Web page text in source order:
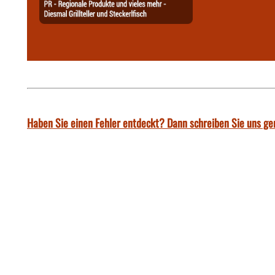
Haben Sie einen Fehler entdeckt? Dann schreiben Sie uns